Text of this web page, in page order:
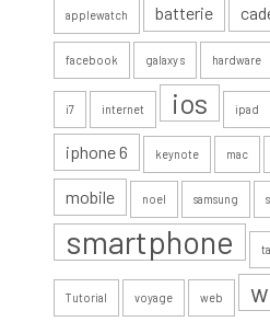
applewatch batterie
facebook galaxy s hardware
i7 internet ios ipad
iphone 6 keynote mac
mobile noel samsung
smartphone
Tutorial voyage web